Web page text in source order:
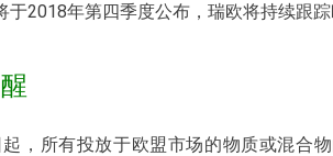
于2018年第四季度公布，瑞欧将持续跟
，所有投放于欧盟市场的物质或混合